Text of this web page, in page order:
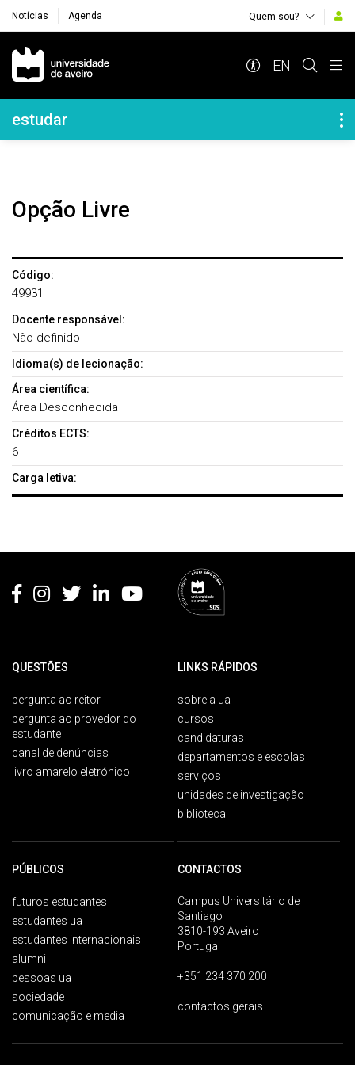
Notícias Agenda Quem sou?
Navegação Principal
EN
Navegação Lateral
estudar
Opção Livre
Código:
49931
Docente responsável:
Não definido
Idioma(s) de lecionação:
Área científica:
Área Desconhecida
Créditos ECTS:
6
Carga letiva:
QUESTÕES
pergunta ao reitor
pergunta ao provedor do
estudante
canal de denúncias
livro amarelo eletrónico
LINKS RÁPIDOS
sobre a ua
cursos
candidaturas
departamentos e escolas
serviços
unidades de investigação
biblioteca
PÚBLICOS
futuros estudantes
estudantes ua
estudantes internacionais
alumni
pessoas ua
sociedade
comunicação e media
CONTACTOS
Campus Universitário de
Santiago
3810-193 Aveiro
Portugal
+351 234 370 200
contactos gerais